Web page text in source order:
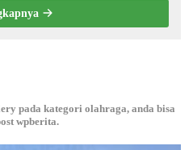
pada kategori olahraga, anda bisa
wpberita.